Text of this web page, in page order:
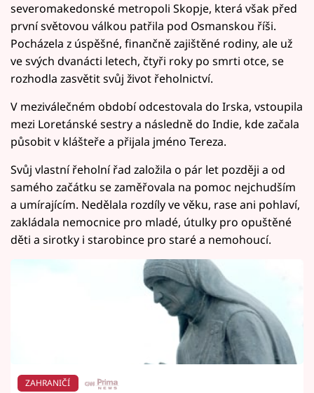
severomakedonské metropoli Skopje, která však před
první světovou válkou patřila pod Osmanskou říši.
Pocházela z úspěšné, finančně zajištěné rodiny, ale už
ve svých dvanácti letech, čtyři roky po smrti otce, se
rozhodla zasvětit svůj život řeholnictví.
V meziválečném období odcestovala do Irska, vstoupila
mezi Loretánské sestry a následně do Indie, kde začala
působit v klášteře a přijala jméno Tereza.
Svůj vlastní řeholní řad založila o pár let později a od
samého začátku se zaměřovala na pomoc nejchudším
a umírajícím. Nedělala rozdíly ve věku, rase ani pohlaví,
zakládala nemocnice pro mladé, útulky pro opuštěné
děti a sirotky i starobince pro staré a nemohoucí.
ZAHRANIČÍ